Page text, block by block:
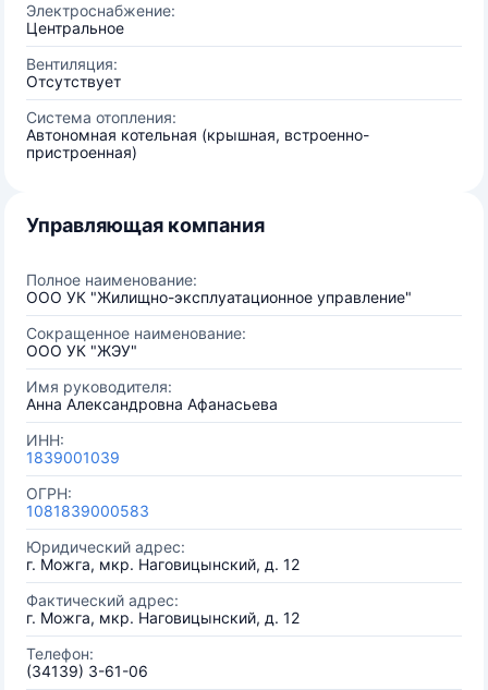
Электроснабжение:
Центральное
Вентиляция:
Отсутствует
Система отопления:
Автономная котельная (крышная, встроенно-
пристроенная)
Управляющая компания
Полное наименование:
ООО УК "Жилищно-эксплуатационное управление"
Сокращенное наименование:
ООО УК "ЖЭУ"
Имя руководителя:
Анна Александровна Афанасьева
ИНН:
1839001039
ОГРН:
1081839000583
Юридический адрес:
г. Можга, мкр. Наговицынский, д. 12
Фактический адрес:
г. Можга, мкр. Наговицынский, д. 12
Телефон:
(34139) 3-61-06